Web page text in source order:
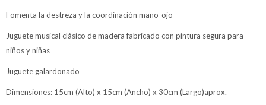
Fomenta la destreza y la coordinación mano-ojo
Juguete musical clásico de madera fabricado con pintura segura para
niños y niñas
Juguete galardonado
Dimensiones: 15cm (Alto) x 15cm (Ancho) x 30cm (Largo)aprox.